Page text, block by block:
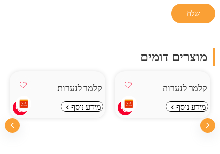
מוצרים דומים
קלמר לנערות
מידע נוסף
קלמר לנערות
מידע נוסף